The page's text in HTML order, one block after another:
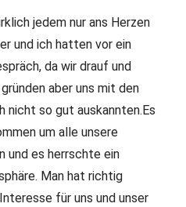
jedem nur ans Herzen
und ich hatten vor ein
da wir drauf und
aber uns mit den
nicht so gut auskannten.Es
um alle unsere
und es herrschte ein
Man hat richtig
für uns und unser